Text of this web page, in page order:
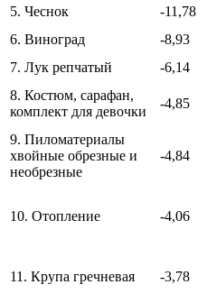
5. Чеснок
-11,78
6. Виноград
-8,93
7. Лук репчатый
-6,14
8. Костюм, сарафан,
комплект для девочки
-4,85
9. Пиломатериалы
хвойные обрезные и
необрезные
-4,84
10. Отопление -4,06
11. Крупа гречневая -3,78